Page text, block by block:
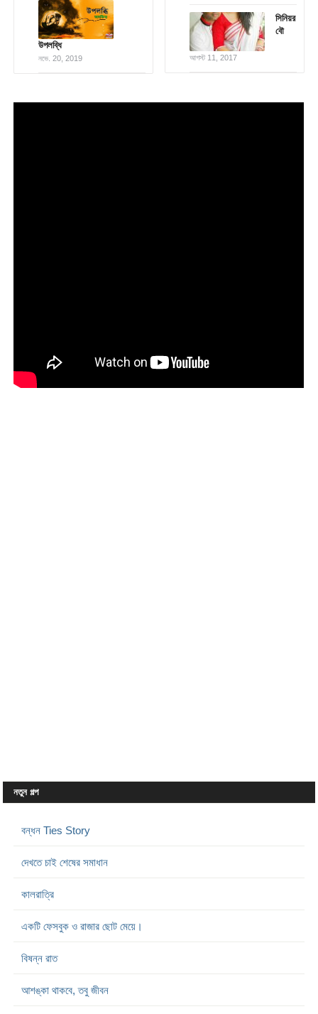
উপলব্ধি
নভে. 20, 2019
সিনিয়র
বৌ
আগস্ট 11, 2017
নতুন গল্প
বন্ধন Ties Story
দেখতে চাই শেষের সমাধান
কালরাত্রি
একটি ফেসবুক ও রাজার ছোট মেয়ে।
বিষন্ন রাত
আশঙ্কা থাকবে, তবু জীবন